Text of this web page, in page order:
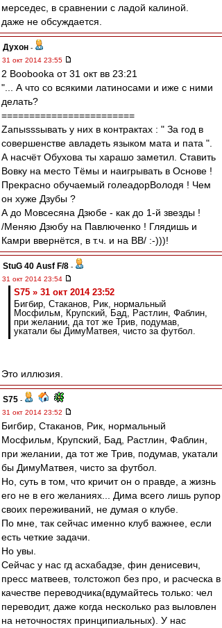
мерседес, в сравнении с ладой калиной.
даже не обсуждается.
Духон -
31 окт 2014 23:55
2 Boobooka от 31 окт вв 23:21
"... А что со всякими латиносами и иже с ними
делать?
========================
Zапыsssывать у них в контрактах : " За год в
совершенстве авладеть языком мата и пата ".
А насчёт Обухова ты харашо заметил. Ставить
Вовку на место Тёмы и наигрывать в Основе !
Прекрасно обучаемый голеадорВолодя ! Чем
он хуже Дзубы ?
А до Мовсесяна Дзюбе - как до 1-й звезды !
/Меняю Дзюбу на Павлюченко ! Глядишь и
Камри ввернётся, в т.ч. и на ВВ/ :-)))!
StuG 40 Ausf F/8 -
31 окт 2014 23:54
S75 » 31 окт 2014 23:52
Бигбир, Стаканов, Рик, нормальный
Мосфильм, Крупский, Бад, Растлин, Фаблин,
при желании, да тот же Трив, подумав,
укатали бы ДимуМатвея, чисто за футбол.
Это иллюзия.
S75 -
31 окт 2014 23:52
Бигбир, Стаканов, Рик, нормальный
Мосфильм, Крупский, Бад, Растлин, Фаблин,
при желании, да тот же Трив, подумав, укатали
бы ДимуМатвея, чисто за футбол.
Но, суть в том, что кричит он о правде, а жизнь
его не в его желаниях... Дима всего лишь рупор
своих переживаний, не думая о клубе.
По мне, так сейчас именно клуб важнее, если
есть четкие задачи.
Но увы.
Сейчас у нас гд асхабадзе, фин денисевич,
пресс матвеев, толстожоп без про, и расческа в
качестве переводчика(вдумайтесь только: чел
переводит, даже когда несколько раз выловлен
на неточностях принципиальных). У нас